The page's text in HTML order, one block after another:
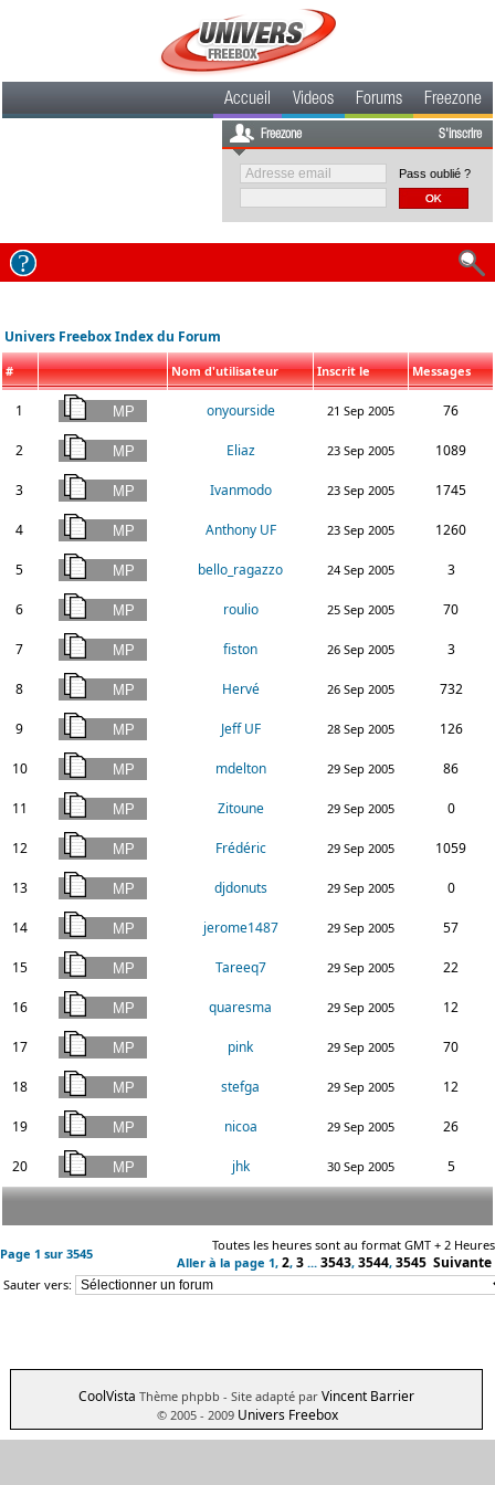
Accueil Videos Forums Freezone
Freezone S'inscrire
Pass oublié ?
Univers Freebox Index du Forum
# Nom d'utilisateur Inscrit le Messages
1 onyourside 21 Sep 2005 76
2 Eliaz 23 Sep 2005 1089
3 Ivanmodo 23 Sep 2005 1745
4 Anthony UF 23 Sep 2005 1260
5 bello_ragazzo 24 Sep 2005 3
6 roulio 25 Sep 2005 70
7 fiston 26 Sep 2005 3
8 Hervé 26 Sep 2005 732
9 Jeff UF 28 Sep 2005 126
10 mdelton 29 Sep 2005 86
11 Zitoune 29 Sep 2005 0
12 Frédéric 29 Sep 2005 1059
13 djdonuts 29 Sep 2005 0
14 jerome1487 29 Sep 2005 57
15 Tareeq7 29 Sep 2005 22
16 quaresma 29 Sep 2005 12
17 pink 29 Sep 2005 70
18 stefga 29 Sep 2005 12
19 nicoa 29 Sep 2005 26
20 jhk 30 Sep 2005 5
Page 1 sur 3545
Toutes les heures sont au format GMT + 2 Heures
Aller à la page 1, 2, 3 ... 3543, 3544, 3545 Suivante
Sauter vers:
CoolVista Thème phpbb - Site adapté par Vincent Barrier
© 2005 - 2009 Univers Freebox